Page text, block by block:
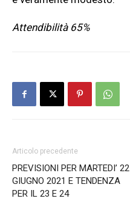
Attendibilità 65%
Articolo precedente
PREVISIONI PER MARTEDI’ 22
GIUGNO 2021 E TENDENZA
PER IL 23 E 24